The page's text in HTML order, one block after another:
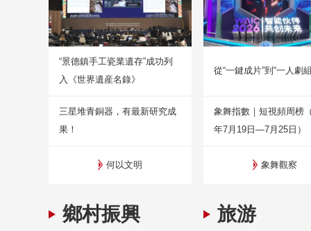
“景德鎮手工瓷業遺存”成功列
入《世界遺産名錄》
三星堆青銅器，有最新研究成
果！
何以文明
從“一鍵成片”到“一人劇
象舞指數｜短視頻周榜
年7月19日—7月25日）
象舞觀察
鄉村振興 旅游